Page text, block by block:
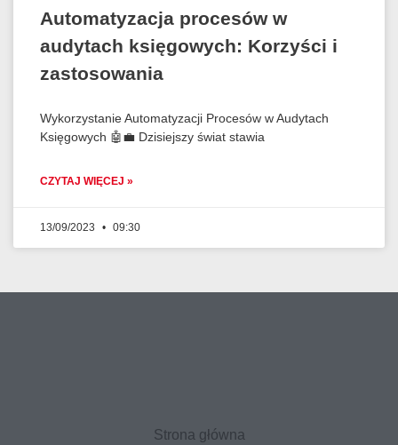
Automatyzacja procesów w
audytach księgowych: Korzyści i
zastosowania
Wykorzystanie Automatyzacji Procesów w Audytach
Księgowych 🤖💼 Dzisiejszy świat stawia
CZYTAJ WIĘCEJ »
13/09/2023 09:30
Strona główna